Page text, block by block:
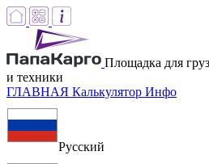
Площадка для
и техники
ГЛАВНАЯ Калькулятор Инфо
Русский